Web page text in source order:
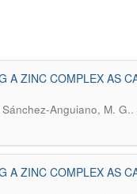
A ZINC COMPLEX AS
Anguiano, M. G..
A ZINC COMPLEX AS